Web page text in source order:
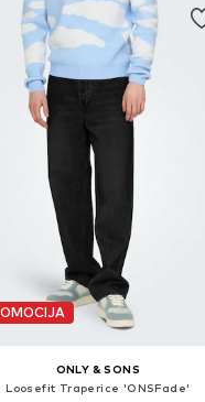
ONLY & SONS
Loosefit Traperice 'ONSFade'